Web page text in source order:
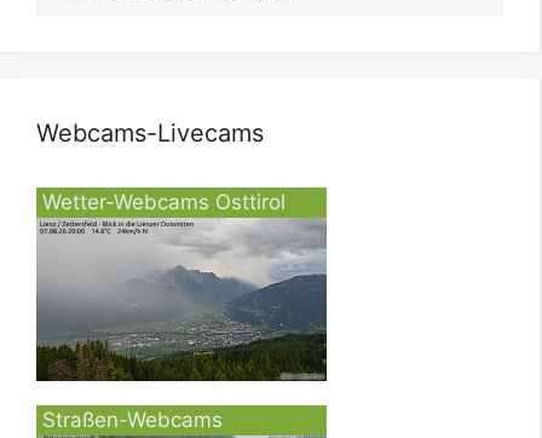
Webcams-Livecams
Wetter-Webcams Osttirol
Straßen-Webcams